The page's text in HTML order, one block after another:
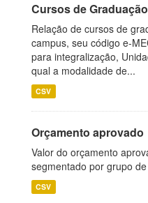
Cursos de Graduação
Relação de cursos de
campus, seu código e-
para integralização,
qual a modalidade de...
CSV
Orçamento aprovado
Valor do orçamento
segmentado por grupo
CSV